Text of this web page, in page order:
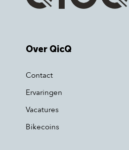
Over QicQ
Contact
Ervaringen
Vacatures
Bikecoins